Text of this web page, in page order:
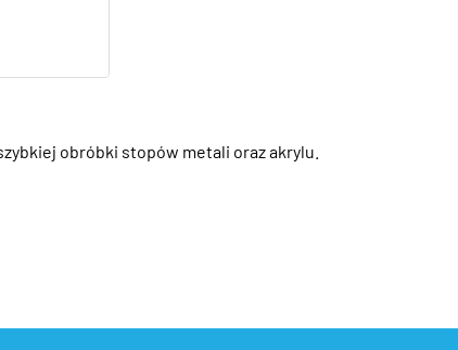
obróbki stopów metali oraz akrylu.